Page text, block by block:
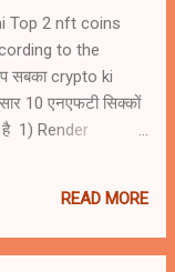
Top 2 nft coins
to the
सबका crypto ki
10 एनएफटी सिक्कों
1) Render
4) Floki (FLOKI)
#rank116 6)
#rank128 8)
READ MORE